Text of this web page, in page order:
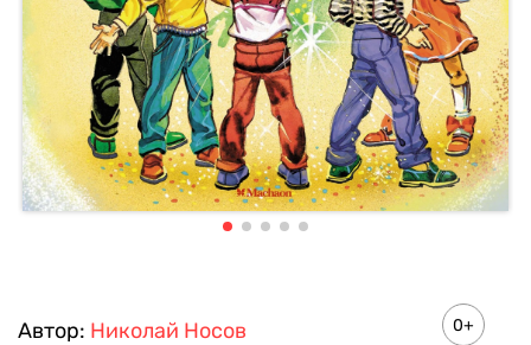
Автор: Николай Носов
0+